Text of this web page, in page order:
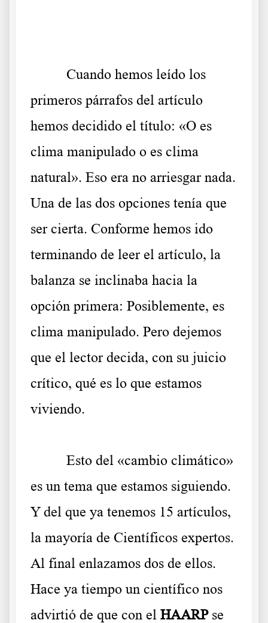
Cuando hemos leído los
primeros párrafos del artículo
hemos decidido el título: «O es
clima manipulado o es clima
natural». Eso era no arriesgar nada.
Una de las dos opciones tenía que
ser cierta. Conforme hemos ido
terminando de leer el artículo, la
balanza se inclinaba hacia la
opción primera: Posiblemente, es
clima manipulado. Pero dejemos
que el lector decida, con su juicio
crítico, qué es lo que estamos
viviendo.
Esto del «cambio climático»
es un tema que estamos siguiendo.
Y del que ya tenemos 15 artículos,
la mayoría de Científicos expertos.
Al final enlazamos dos de ellos.
Hace ya tiempo un científico nos
advirtió de que con el HAARPse